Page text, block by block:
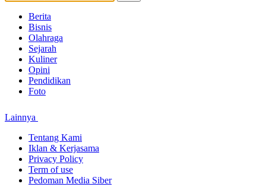
Berita
Bisnis
Olahraga
Sejarah
Kuliner
Opini
Pendidikan
Foto
Lainnya
Tentang Kami
Iklan & Kerjasama
Privacy Policy
Term of use
Pedoman Media Siber